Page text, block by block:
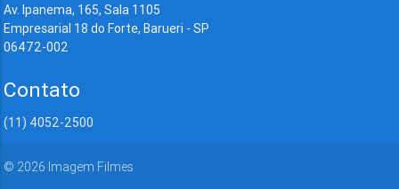
Av. Ipanema, 165, Sala 1105
Empresarial 18 do Forte, Barueri - SP
06472-002
Contato
(11) 4052-2500
© 2026 Imagem Filmes